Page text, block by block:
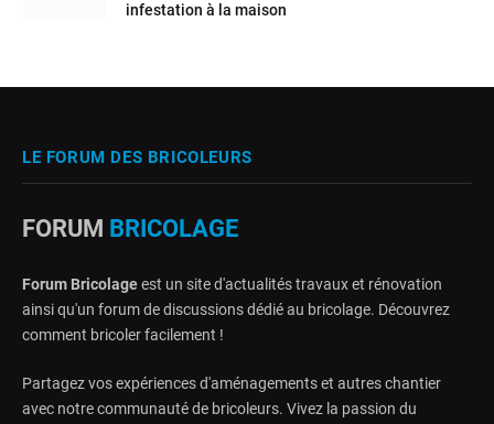
infestation à la maison
LE FORUM DES BRICOLEURS
FORUM BRICOLAGE
Forum Bricolageest un site d'actualités travaux et rénovation
ainsi qu'un forum de discussions dédié au bricolage. Découvrez
comment bricoler facilement !
Partagez vos expériences d'aménagements et autres chantier
avec notre communauté de bricoleurs. Vivez la passion du